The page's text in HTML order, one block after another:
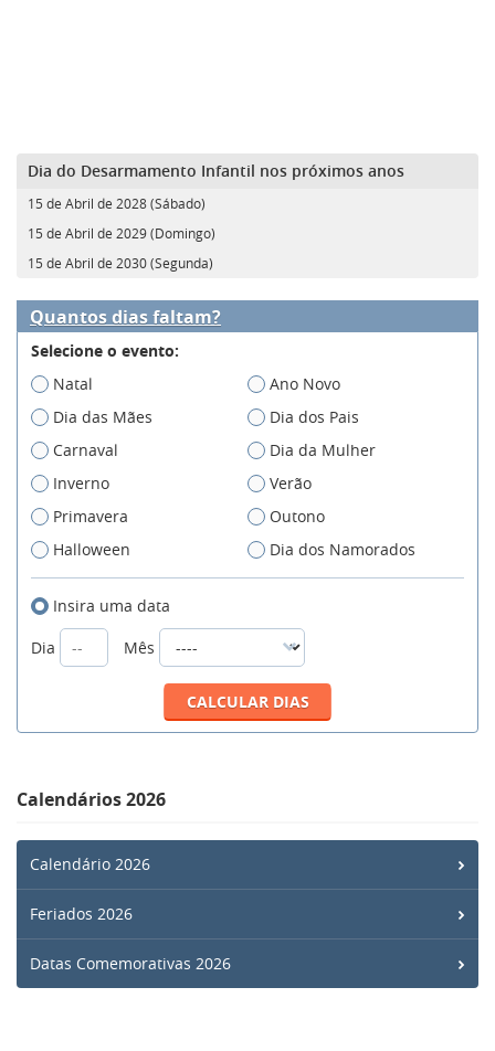
Dia do Desarmamento Infantil nos próximos anos
15 de Abril de 2028 (Sábado)
15 de Abril de 2029 (Domingo)
15 de Abril de 2030 (Segunda)
Quantos dias faltam?
Selecione o evento:
Natal
Ano Novo
Dia das Mães
Dia dos Pais
Carnaval
Dia da Mulher
Inverno
Verão
Primavera
Outono
Halloween
Dia dos Namorados
Insira uma data
Dia
Mês
Calendários 2026
Calendário 2026
Feriados 2026
Datas Comemorativas 2026